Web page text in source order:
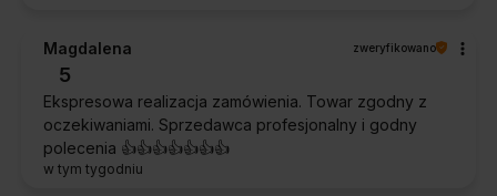
Magdalena zweryfikowano
5
Ekspresowa realizacja zamówienia. Towar zgodny z
oczekiwaniami. Sprzedawca profesjonalny i godny
polecenia 👍️👍️👍️👍️👍️👍️👍️
w tym tygodniu